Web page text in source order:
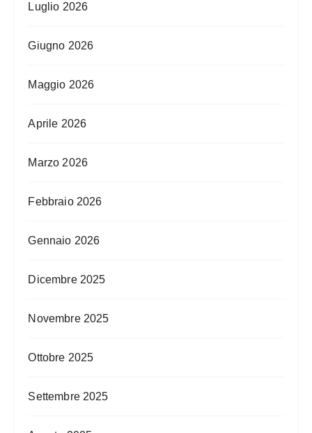
Luglio 2026
Giugno 2026
Maggio 2026
Aprile 2026
Marzo 2026
Febbraio 2026
Gennaio 2026
Dicembre 2025
Novembre 2025
Ottobre 2025
Settembre 2025